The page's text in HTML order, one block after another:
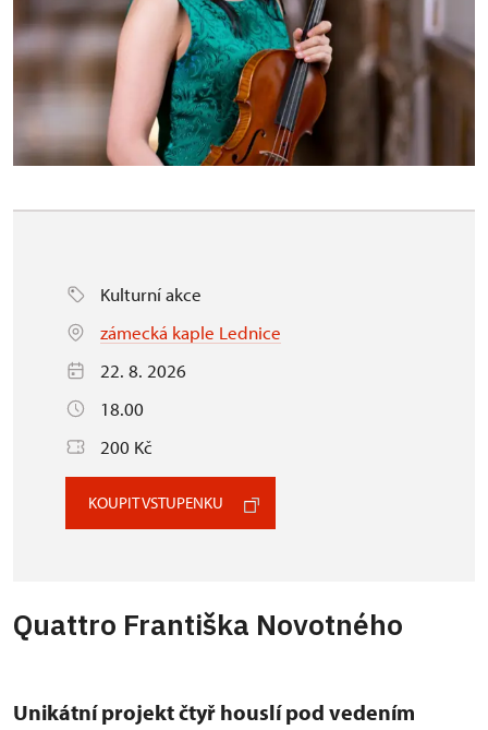
Kulturní akce
zámecká kaple Lednice
22. 8. 2026
18.00
200 Kč
KOUPIT VSTUPENKU
Quattro Františka Novotného
Unikátní projekt čtyř houslí pod vedením